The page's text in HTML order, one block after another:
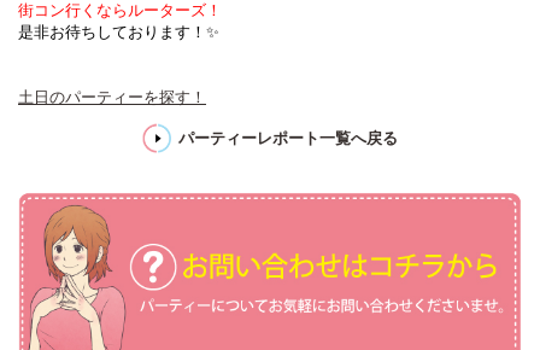
街コン行くならルーターズ！
是非お待ちしております！✨
土日のパーティーを探す！
パーティーレポート一覧へ戻る